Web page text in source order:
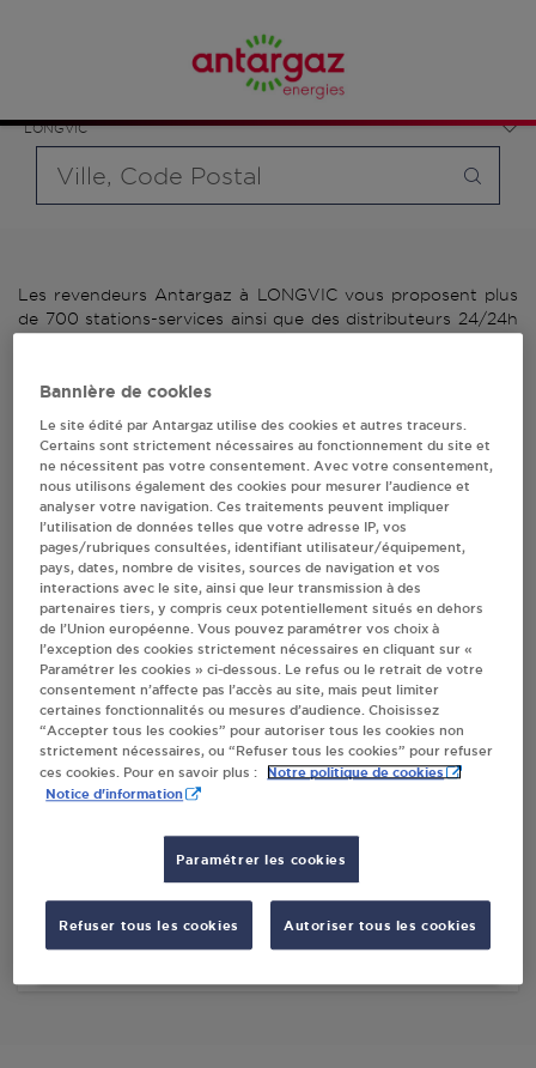
Bourgogne-Franche-Comté
LONGVIC
bouteille souhaité et le type de point de vente (revendeur /
distributeur automatique de bouteilles de gaz ou station GPL
carburant)
Les revendeurs Antargaz à LONGVIC vous proposent plus
de 700 stations-services ainsi que des distributeurs 24/24h
votre stations GPL ou distributeurs de bouteilles de gaz.
2 revendeur(s) Antargaz
à LONGVIC
Villes
STATION AVIA LONGVIC
3 BOULEVARD DES INDUSTRIES
21600
LONGVIC
S'Y RENDRE
STATION TOTAL PIRETTI ENERGIES LONGVIC
S'Y RENDRE
Bannière de cookies
Le site édité par Antargaz utilise des cookies et autres traceurs.
Certains sont strictement nécessaires au fonctionnement du site et
ne nécessitent pas votre consentement. Avec votre consentement,
nous utilisons également des cookies pour mesurer l’audience et
analyser votre navigation. Ces traitements peuvent impliquer
l’utilisation de données telles que votre adresse IP, vos
pages/rubriques consultées, identifiant utilisateur/équipement,
pays, dates, nombre de visites, sources de navigation et vos
interactions avec le site, ainsi que leur transmission à des
partenaires tiers, y compris ceux potentiellement situés en dehors
de l’Union européenne. Vous pouvez paramétrer vos choix à
l’exception des cookies strictement nécessaires en cliquant sur «
Paramétrer les cookies » ci-dessous. Le refus ou le retrait de votre
consentement n’affecte pas l’accès au site, mais peut limiter
certaines fonctionnalités ou mesures d’audience. Choisissez
“Accepter tous les cookies” pour autoriser tous les cookies non
strictement nécessaires, ou “Refuser tous les cookies” pour refuser
ces cookies. Pour en savoir plus :
Notre politique de cookies
Notice d'information
Paramétrer les cookies
Refuser tous les cookies Autoriser tous les cookies